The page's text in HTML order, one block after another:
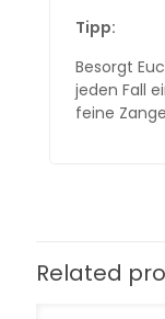
Tipp:
Besorgt
jeden Fall
feine
Related